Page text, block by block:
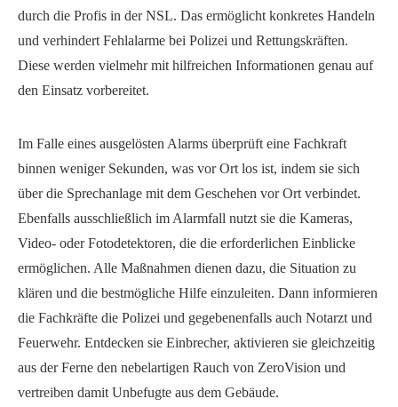
durch die Profis in der NSL. Das ermöglicht konkretes Handeln
und verhindert Fehlalarme bei Polizei und Rettungskräften.
Diese werden vielmehr mit hilfreichen Informationen genau auf
den Einsatz vorbereitet.
Im Falle eines ausgelösten Alarms überprüft eine Fachkraft
binnen weniger Sekunden, was vor Ort los ist, indem sie sich
über die Sprechanlage mit dem Geschehen vor Ort verbindet.
Ebenfalls ausschließlich im Alarmfall nutzt sie die Kameras,
Video- oder Fotodetektoren, die die erforderlichen Einblicke
ermöglichen. Alle Maßnahmen dienen dazu, die Situation zu
klären und die bestmögliche Hilfe einzuleiten. Dann informieren
die Fachkräfte die Polizei und gegebenenfalls auch Notarzt und
Feuerwehr. Entdecken sie Einbrecher, aktivieren sie gleichzeitig
aus der Ferne den nebelartigen Rauch von ZeroVision und
vertreiben damit Unbefugte aus dem Gebäude.